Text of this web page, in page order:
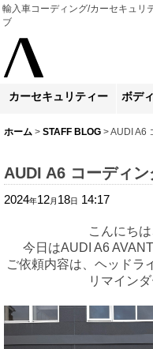
輸入車コーディング/カーセキュリ
ブ
カーセキュリティー ボデ
ホーム > STAFF BLOG >AUDI A6
AUDI A6 コーディン
2024年12月 18日 14:17
こんにち
今日はAUDI A6
ご依頼内容は、ヘッドラ
リマイン